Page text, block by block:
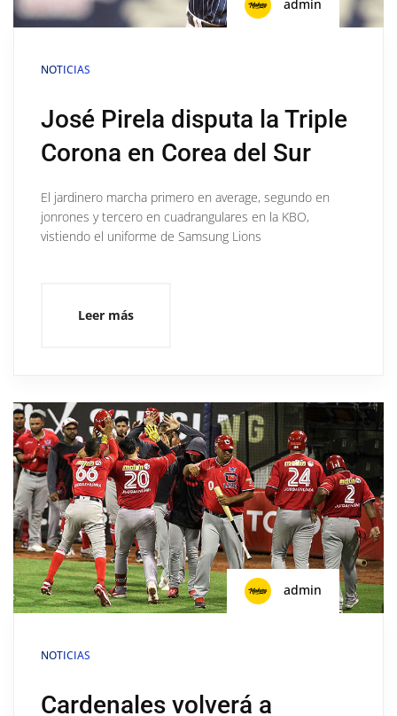
NOTICIAS
José Pirela disputa la Triple
Corona en Corea del Sur
El jardinero marcha primero en average, segundo en
jonrones y tercero en cuadrangulares en la KBO,
vistiendo el uniforme de Samsung Lions
Leer más
admin
NOTICIAS
Cardenales volverá a